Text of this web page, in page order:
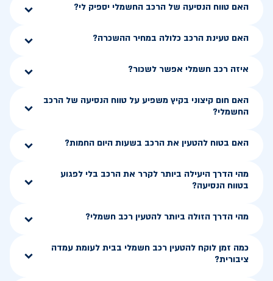
האם טווח הנסיעה של הרכב החשמלי יספיק לי?
האם טעינת הרכב כלולה במחיר ההשכרה?
איזה רכב חשמלי אפשר לשכור?
האם חום קיצוני בקיץ משפיע על טווח הנסיעה של הרכב
החשמלי?
האם בטוח להטעין את הרכב בשעות היום החמות?
מהי הדרך היעילה ביותר לקרר את הרכב בלי לפגוע
בטווח הנסיעה?
מהי הדרך הזולה ביותר להטעין רכב חשמלי?
כמה זמן לוקח להטעין רכב חשמלי בבית לעומת עמדה
ציבורית?